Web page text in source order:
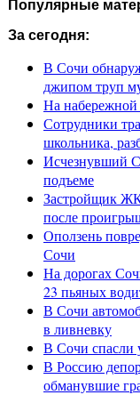
Популярные
За сегодня:
В Сочи
джипом труп
На
Сотрудники
школьника,
Исчезнувший
подъеме
Застройщик ЖК
после
Оползень
Сочи
На дорогах
23 пьяных
В Сочи
в ливневку
В Сочи спасли
В Россию
обманувшие